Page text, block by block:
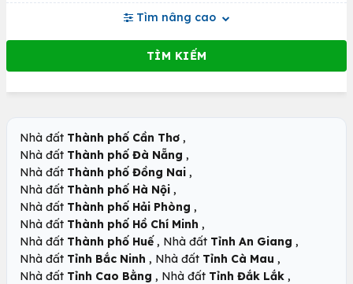
Tìm nâng cao
Nhà đất Thành phố Cần Thơ ,
Nhà đất Thành phố Đà Nẵng ,
Nhà đất Thành phố Đồng Nai ,
Nhà đất Thành phố Hà Nội ,
Nhà đất Thành phố Hải Phòng ,
Nhà đất Thành phố Hồ Chí Minh ,
Nhà đất Thành phố Huế , Nhà đất Tỉnh An Giang ,
Nhà đất Tỉnh Bắc Ninh , Nhà đất Tỉnh Cà Mau ,
Nhà đất Tỉnh Cao Bằng , Nhà đất Tỉnh Đắk Lắk ,